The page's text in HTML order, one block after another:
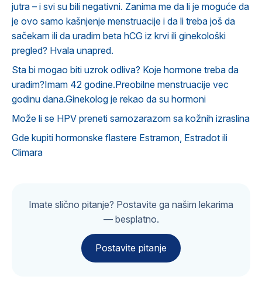
jutra – i svi su bili negativni. Zanima me da li je moguće da
je ovo samo kašnjenje menstruacije i da li treba još da
sačekam ili da uradim beta hCG iz krvi ili ginekološki
pregled? Hvala unapred.
Sta bi mogao biti uzrok odliva? Koje hormone treba da
uradim?Imam 42 godine.Preobilne menstruacije vec
godinu dana.Ginekolog je rekao da su hormoni
Može li se HPV preneti samozarazom sa kožnih izraslina
Gde kupiti hormonske flastere Estramon, Estradot ili
Climara
Imate slično pitanje? Postavite ga našim lekarima
— besplatno.
Postavite pitanje